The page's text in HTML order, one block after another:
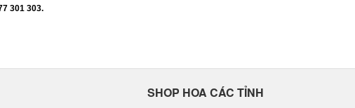
301 303.
SHOP HOA CÁC TỈNH